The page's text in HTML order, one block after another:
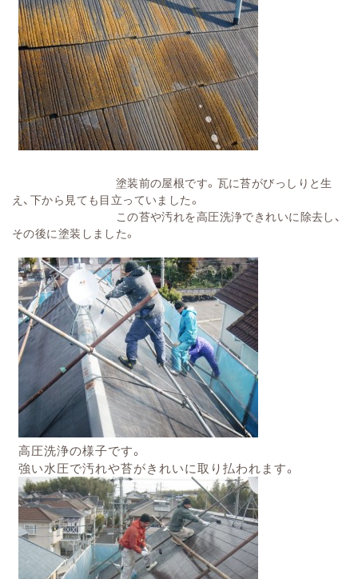
塗装前の屋根です。瓦に苔がびっしりと生
え、下から見ても目立っていました。
この苔や汚れを高圧洗浄できれいに除去し、
その後に塗装しました。
高圧洗浄の様子です。
強い水圧で汚れや苔がきれいに取り払われます。